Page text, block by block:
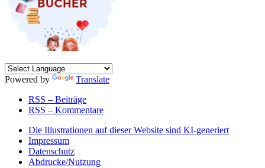
Powered by
Translate
RSS – Beiträge
RSS – Kommentare
Die Illustrationen auf dieser Website sind KI-generiert
Impressum
Datenschutz
Abdrucke/Nutzung